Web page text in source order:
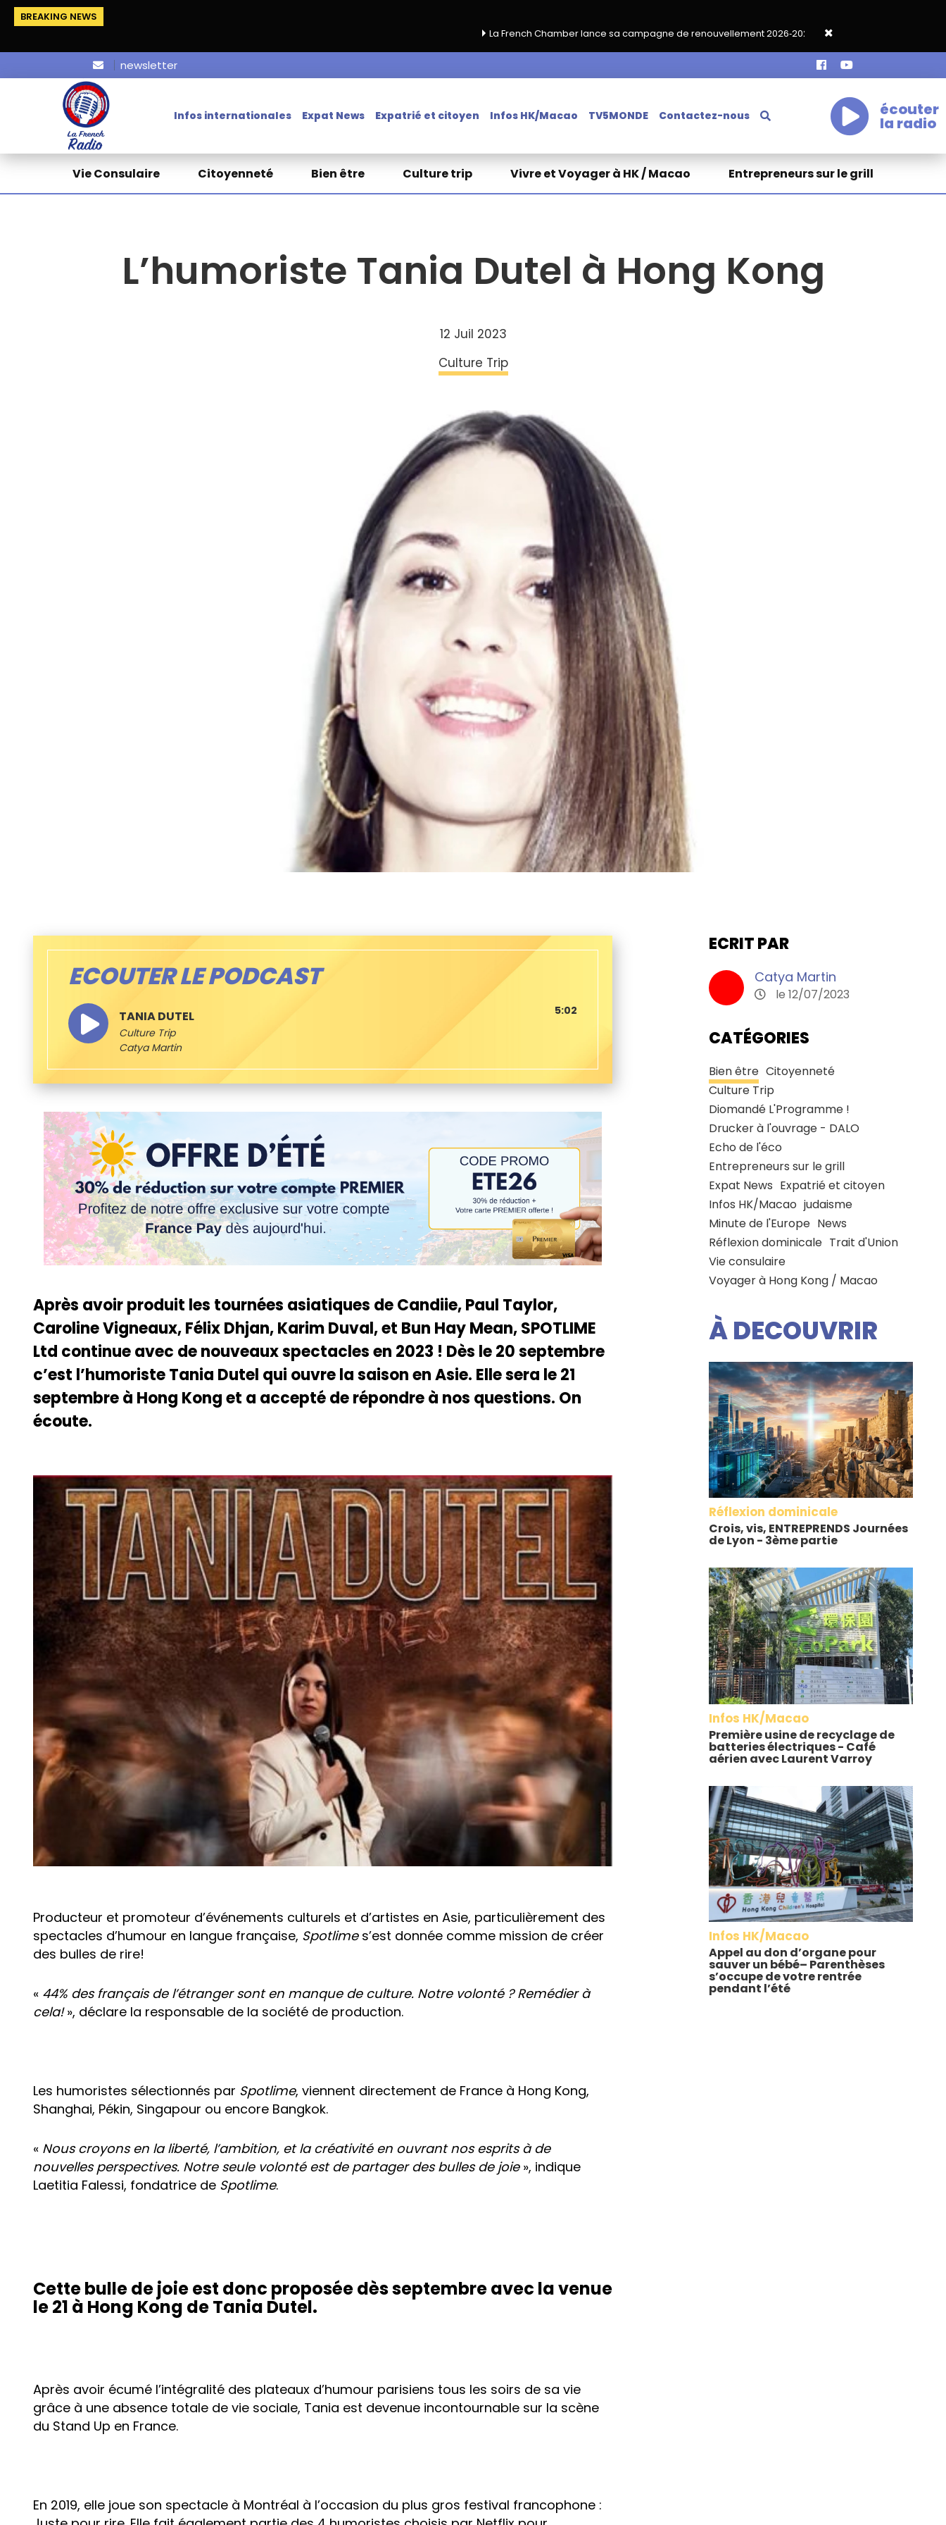
BREAKING NEWS
La French Chamber lance sa campagne de renouvellement 2026‑2027
Grand café de rentrée HKA le vendredi 18
newsletter
Infos internationales Expat News Expatrié et citoyen Infos HK/Macao TV5MONDE Contactez-nous écouter
la radio
Vie Consulaire Citoyenneté Bien être Culture trip Vivre et Voyager à HK / Macao Entrepreneurs sur le grill
L’humoriste Tania Dutel à Hong Kong
12 Juil 2023
Culture Trip
ECOUTER LE PODCAST
TANIA DUTEL
Culture Trip
Catya Martin
5:02
Après avoir produit les tournées asiatiques de Candiie, Paul Taylor,
Caroline Vigneaux, Félix Dhjan, Karim Duval, et Bun Hay Mean, SPOTLIME
Ltd continue avec de nouveaux spectacles en 2023 ! Dès le 20 septembre
c’est l’humoriste Tania Dutel qui ouvre la saison en Asie. Elle sera le 21
septembre à Hong Kong et a accepté de répondre à nos questions. On
écoute.
Producteur et promoteur d’événements culturels et d’artistes en Asie, particulièrement des
spectacles d’humour en langue française, Spotlimes’est donnée comme mission de créer
des bulles de rire!
« 44% des français de l’étranger sont en manque de culture. Notre volonté ? Remédier à
cela!», déclare la responsable de la société de production.
Les humoristes sélectionnés par Spotlime, viennent directement de France à Hong Kong,
Shanghai, Pékin, Singapour ou encore Bangkok.
« Nous croyons en la liberté, l’ambition, et la créativité en ouvrant nos esprits à de
nouvelles perspectives. Notre seule volonté est de partager des bulles de joie», indique
Laetitia Falessi, fondatrice de Spotlime.
Cette bulle de joie est donc proposée dès septembre avec la venue
le 21 à Hong Kong de Tania Dutel.
Après avoir écumé l’intégralité des plateaux d’humour parisiens tous les soirs de sa vie
grâce à une absence totale de vie sociale, Tania est devenue incontournable sur la scène
du Stand Up en France.
En 2019, elle joue son spectacle à Montréal à l’occasion du plus gros festival francophone :
ECRIT PAR
Catya Martin
le 12/07/2023
CATÉGORIES
Bien être Citoyenneté
Culture Trip
Diomandé L'Programme !
Drucker à l'ouvrage - DALO
Echo de l'éco
Entrepreneurs sur le grill
Expat News Expatrié et citoyen
Infos HK/Macao judaisme
Minute de l'Europe News
Réflexion dominicale Trait d'Union
Vie consulaire
Voyager à Hong Kong / Macao
À DECOUVRIR
Réflexion dominicale
Crois, vis, ENTREPRENDS Journées
de Lyon - 3ème partie
Infos HK/Macao
Première usine de recyclage de
batteries électriques - Café
aérien avec Laurent Varroy
Infos HK/Macao
Appel au don d’organe pour
sauver un bébé– Parenthèses
s’occupe de votre rentrée
pendant l’été